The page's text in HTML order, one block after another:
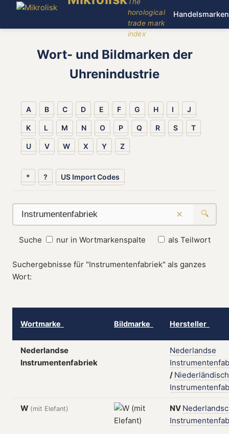
horological
trade mark
index
Handelsmarken
Wort- und Bildmarken der
Uhrenindustrie
A B C D E F G H I J
K L M N O P Q R S T
U V W X Y Z
* ? US Import Codes
× 🔍
Suche nur in Wortmarkenspalte als Teilwort
Suchergebnisse für "Instrumentenfabriek" als ganzes
Wort:
Wortmarke Bildmarke Hersteller
Nederlandse
Instrumentenfabriek
Nederlandse
/
W (mit Elefant) NV